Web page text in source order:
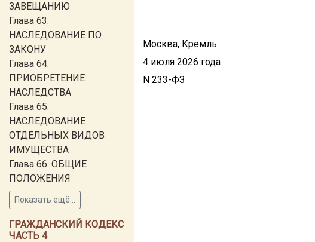
ЗАВЕЩАНИЮ
Глава 63.
НАСЛЕДОВАНИЕ ПО
ЗАКОНУ
Глава 64.
ПРИОБРЕТЕНИЕ
НАСЛЕДСТВА
Глава 65.
НАСЛЕДОВАНИЕ
ОТДЕЛЬНЫХ ВИДОВ
ИМУЩЕСТВА
Глава 66. ОБЩИЕ
ПОЛОЖЕНИЯ
Показать ещё...
ГРАЖДАНСКИЙ КОДЕКС
ЧАСТЬ 4
Москва, Кремль
4 июля 2026 года
N 233-ФЗ